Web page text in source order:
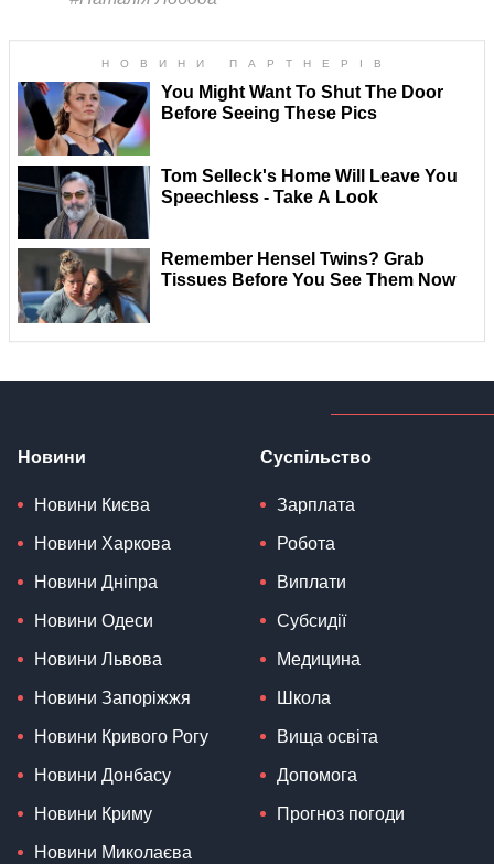
Новини
Новини Києва
Новини Харкова
Новини Дніпра
Новини Одеси
Новини Львова
Новини Запоріжжя
Новини Кривого Рогу
Новини Донбасу
Новини Криму
Новини Миколаєва
Суспільство
Зарплата
Робота
Виплати
Субсидії
Медицина
Школа
Вища освіта
Допомога
Прогноз погоди